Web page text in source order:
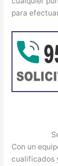
para
Con un
cualificados